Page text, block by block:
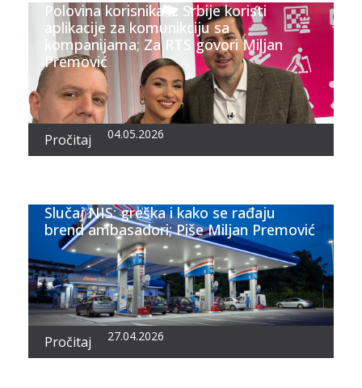
Polovina korisnika iz Srbije koristi
aplikacije za komunikciju sa
kompanijama; Za RTS govori Miljan
Premović
Pročitaj 04.05.2026
Slučaj NIS: greška i kako se rađaju
brend ambasadori; Piše Miljan Premović
Pročitaj 27.04.2026